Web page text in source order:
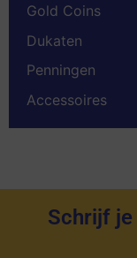
Gold Coins
Dukaten
Penningen
Accessoires
Schrijf